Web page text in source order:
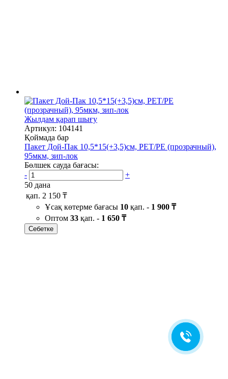
Жылдам қарап шығу
Артикул: 104141
Қоймада бар
Пакет Дой-Пак 10,5*15(+3,5)см, PET/PE (прозрачный),
95мкм, зип-лок
Бөлшек сауда бағасы:
-
+
50 дана
қап. 2 150 ₸
Ұсақ көтерме бағасы 10 қап. - 1 900 ₸
Оптом 33 қап. - 1 650 ₸
Себетке